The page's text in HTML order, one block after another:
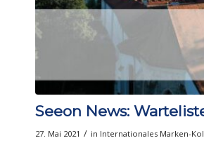
Seeon News:
27. Mai 2021 / in Internationales Marken-